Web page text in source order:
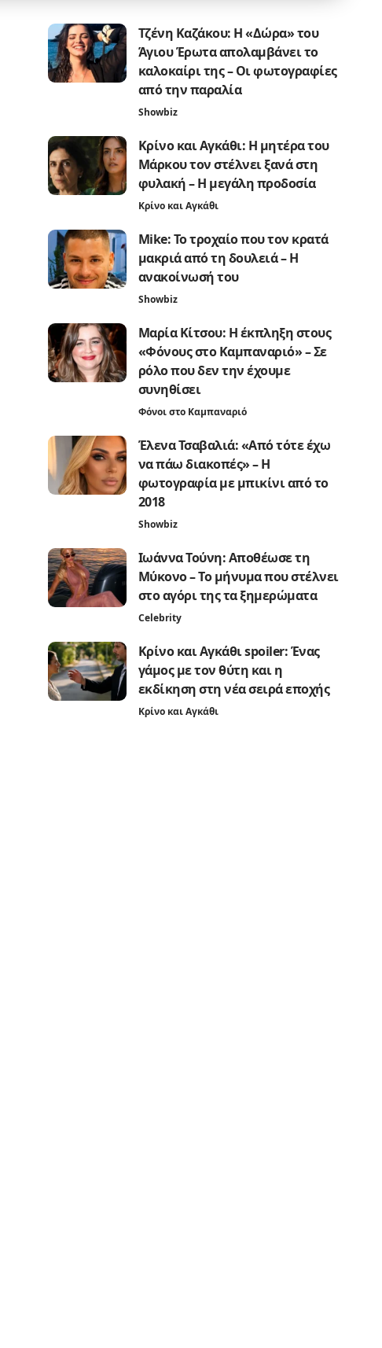
Τζένη Καζάκου: Η «Δώρα» του
Άγιου Έρωτα απολαμβάνει το
καλοκαίρι της – Οι φωτογραφίες
από την παραλία
Showbiz
Κρίνο και Αγκάθι: Η μητέρα του
Μάρκου τον στέλνει ξανά στη
φυλακή – Η μεγάλη προδοσία
Κρίνο και Αγκάθι
Mike: Το τροχαίο που τον κρατά
μακριά από τη δουλειά – Η
ανακοίνωσή του
Showbiz
Μαρία Κίτσου: Η έκπληξη στους
«Φόνους στο Καμπαναριό» – Σε
ρόλο που δεν την έχουμε
συνηθίσει
Φόνοι στο Καμπαναριό
Έλενα Τσαβαλιά: «Από τότε έχω
να πάω διακοπές» – Η
φωτογραφία με μπικίνι από το
2018
Showbiz
Ιωάννα Τούνη: Αποθέωσε τη
Μύκονο – Το μήνυμα που στέλνει
στο αγόρι της τα ξημερώματα
Celebrity
Κρίνο και Αγκάθι spoiler: Ένας
γάμος με τον θύτη και η
εκδίκηση στη νέα σειρά εποχής
Κρίνο και Αγκάθι